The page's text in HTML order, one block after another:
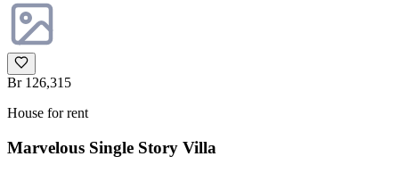
Br 126,315
House for rent
Marvelous Single Story Villa